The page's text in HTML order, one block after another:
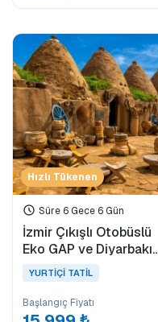
Hızlı Tükenen
Süre 6 Gece 6 Gün
İzmir Çıkışlı Otobüslü
Eko GAP ve Diyarbakır
Turu (6 Gün)
YURTİÇİ TATİL
Başlangıç Fiyatı